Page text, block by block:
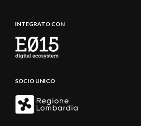
INTEGRATO CON
SOCIO UNICO